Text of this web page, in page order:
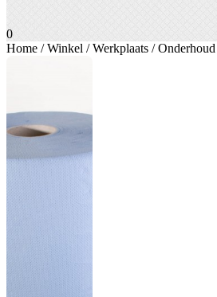
0
Home /Winkel /Werkplaats /Onderhoud